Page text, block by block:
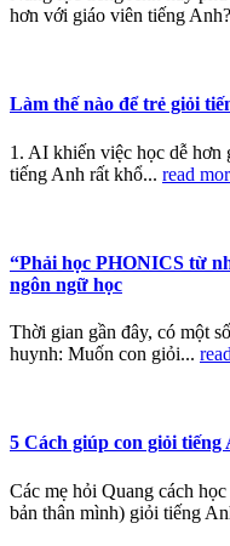
hơn với giáo viên tiếng
Làm thế nào để trẻ giỏi
1. AI khiến việc học dễ hơn
tiếng Anh rất khổ... read
“Phải học PHONICS từ
ngôn ngữ học
Thời gian gần đây, có một
huynh: Muốn con giỏi...
5 Cách giúp con giỏi
Các mẹ hỏi Quang cách
bản thân mình) giỏi tiếng